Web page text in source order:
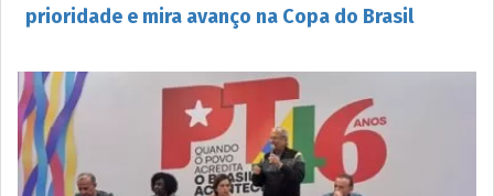
prioridade e mira avanço na Copa do Brasil